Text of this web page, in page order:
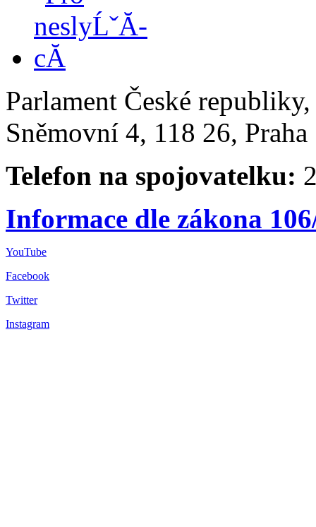
Parlament České
Sněmovní 4, 118 26,
Telefon na spojovatelku:
Informace dle zákona
YouTube
Facebook
Twitter
Instagram